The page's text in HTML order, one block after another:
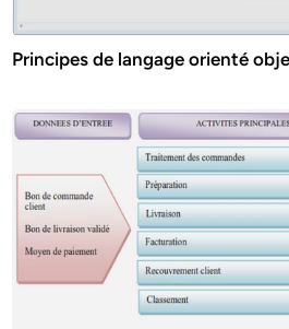
Principes de langage orienté